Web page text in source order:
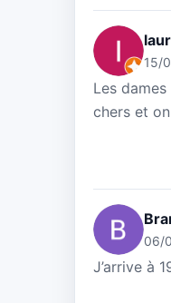
15/
Les
chers et
06/
J’arrive à